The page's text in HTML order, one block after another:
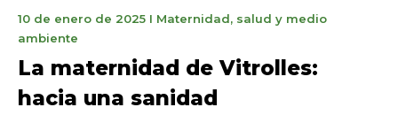
10 de enero de 20253
marzo
de
2025
I Maternidad, salud y medio
ambiente
La maternidad de Vitrolles:
hacia una sanidad